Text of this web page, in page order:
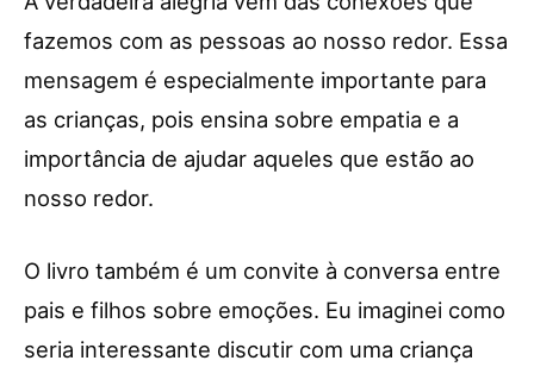
fazemos com as pessoas ao nosso redor. Essa
mensagem é especialmente importante para
as crianças, pois ensina sobre empatia e a
importância de ajudar aqueles que estão ao
nosso redor.
O livro também é um convite à conversa entre
pais e filhos sobre emoções. Eu imaginei como
seria interessante discutir com uma criança